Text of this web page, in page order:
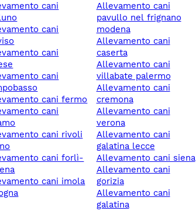
cani fermo
allevamento cani
pavullo nel frignano
modena
allevamento cani
caserta
allevamento cani
villabate palermo
allevamento cani
cremona
allevamento cani
verona
allevamento cani
galatina lecce
allevamento cani siena
allevamento cani
gorizia
allevamento cani
galatina